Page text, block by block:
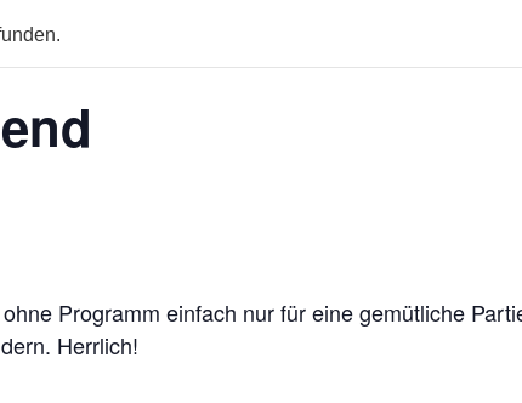
Programm einfach nur für eine gemütliche
Herrlich!